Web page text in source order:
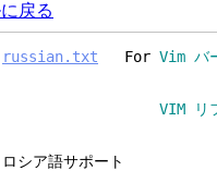
戻る
russian.txt For Vim バ
VIM リファレン
ロシア